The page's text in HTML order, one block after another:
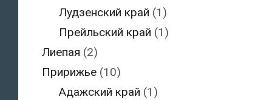
Лудзенский край (1)
Прейльский край (1)
Лиепая (2)
Пририжье(10)
Адажский край (1)